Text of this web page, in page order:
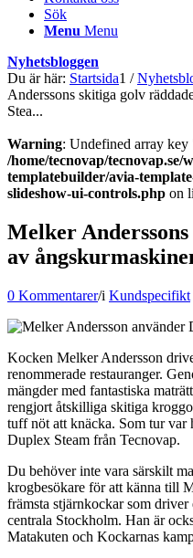
Sök
Menu Menu
Nyhetsbloggen
Du är här: Startsida1 /
Anderssons skitiga golv
Stea...
Warning: Undefined array
/home/tecnovap/tecnovap.se/
templatebuilder/avia-
slideshow-ui-controls.php on
Melker
av
0 Kommentarer/i Kundspecifikt
Kocken Melker Andersson
renommerade restauranger.
mängder med fantastiska
rengjort åtskilliga skitiga
tuff nöt att knäcka. Som tur var
Duplex Steam från Tecnovap.
Du behöver inte vara särskilt
krogbesökare för att känna till
främsta stjärnkockar som
centrala Stockholm. Han är
Matakuten och Kockarnas